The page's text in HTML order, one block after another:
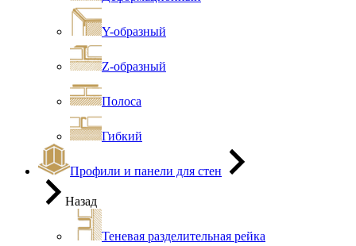
Y-образный
Z-образный
Полоса
Гибкий
Профили и панели для стен
Назад
Теневая разделительная рейка